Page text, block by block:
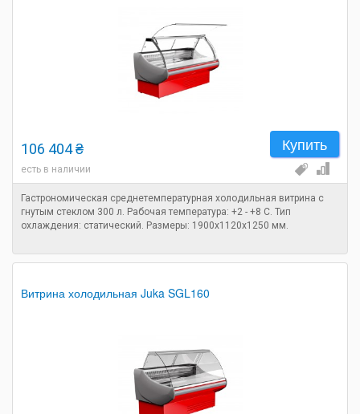
Купить
106 404 ₴
есть в наличии
Гастрономическая среднетемпературная холодильная витрина с
гнутым стеклом 300 л. Рабочая температура: +2 - +8 C. Тип
охлаждения: статический. Размеры: 1900х1120х1250 мм.
Витрина холодильная Juka SGL160